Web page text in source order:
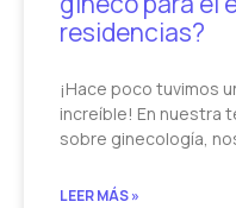
residencias?
¡Hace poco tuvimos
increíble! En nuestra
sobre ginecología,
LEER MÁS »